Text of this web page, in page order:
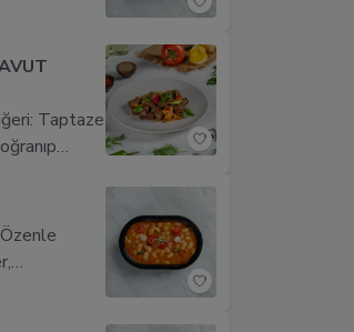
Türk
olacak.
Taptaze
nefis lezzet,
bir tat